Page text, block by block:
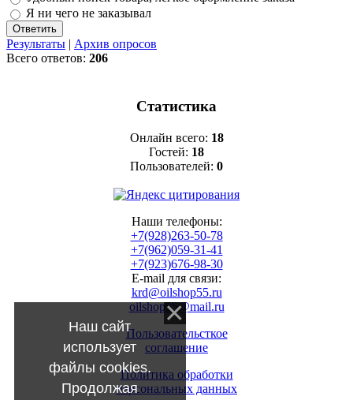
Я ни чего не заказывал
Результаты | Архив опросов
Всего ответов: 206
Статистика
Онлайн всего: 18
Гостей: 18
Пользователей: 0
Наши телефоны:
+7(928)263-50-78
+7(962)059-31-41
+7(923)676-98-30
E-mail для связи:
krd@oilshop55.ru
oilshop55@mail.ru
Пользовательсткое
соглашение
Политика обработки
персональных данных
Наш сайт
использует
файлы cookies.
Продолжая